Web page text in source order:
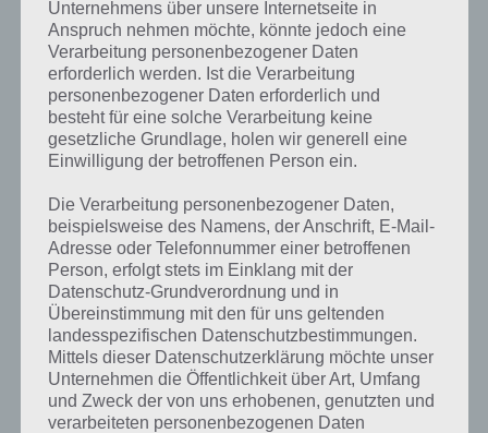
Kurze Begriffserklärung zur Lösung
Gruseln
Gruseln ist die Lösung für das tägliche Rätsel am 31.10.2020 in 4
Bilder 1 Wort, doch welche Bedeutung hat dieses eigentlich und was
gibt es dazu zu wissen? Passt das Wort auch zu Halloween? Zu
bestimmten Lösungen präsentieren wir daher auch immer eine
kurze Begriffserklärung!
Unternehmens über unsere Internetseite in
Anspruch nehmen möchte, könnte jedoch eine
Verarbeitung personenbezogener Daten
erforderlich werden. Ist die Verarbeitung
personenbezogener Daten erforderlich und
besteht für eine solche Verarbeitung keine
gesetzliche Grundlage, holen wir generell eine
Einwilligung der betroffenen Person ein.
Die Verarbeitung personenbezogener Daten,
beispielsweise des Namens, der Anschrift, E-Mail-
Adresse oder Telefonnummer einer betroffenen
Person, erfolgt stets im Einklang mit der
Datenschutz-Grundverordnung und in
Übereinstimmung mit den für uns geltenden
landesspezifischen Datenschutzbestimmungen.
Mittels dieser Datenschutzerklärung möchte unser
Unternehmen die Öffentlichkeit über Art, Umfang
und Zweck der von uns erhobenen, genutzten und
verarbeiteten personenbezogenen Daten